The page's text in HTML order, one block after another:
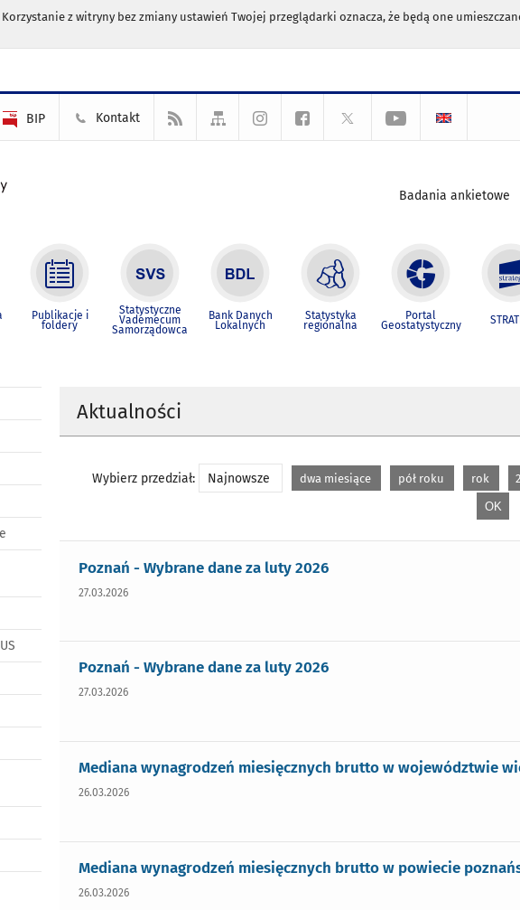
Korzystanie z witryny bez zmiany ustawień Twojej przeglądarki oznacza, że będą one
BIP Kontakt
Badania ankietowe
Publikacje i
foldery
Statystyczne
Vademecum
Samorządowca
Bank Danych
Lokalnych
Statystyka
regionalna
Portal
Geostatystyczny
Aktualności
Wybierz przedział: Najnowsze dwa miesiące pół roku rok
Poznań - Wybrane dane za luty 2026
27.03.2026
Poznań - Wybrane dane za luty 2026
27.03.2026
Mediana wynagrodzeń miesięcznych brutto w województwie
26.03.2026
Mediana wynagrodzeń miesięcznych brutto w powiecie
26.03.2026